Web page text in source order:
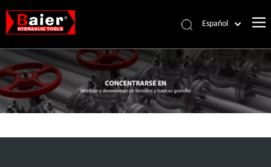
Español
Pусский
Français
العربية
English